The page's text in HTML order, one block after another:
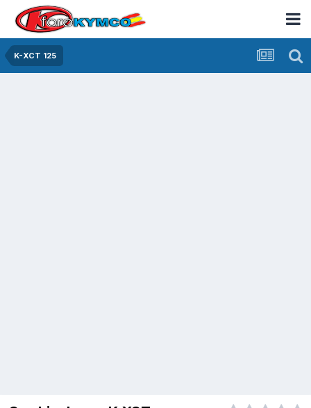
K-XCT 125